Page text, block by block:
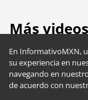
En InformativoMXN,
su experiencia en
navegando en
de acuerdo con
Más